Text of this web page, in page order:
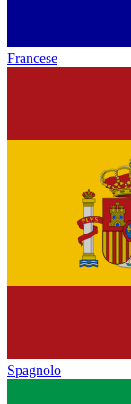
Francese
Spagnolo